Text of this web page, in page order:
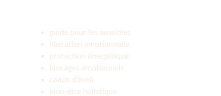
guide pour les sensibles
libération émotionnelle
protection énergétique
blocages émotionnels
coach d’éveil
bien-être holistique